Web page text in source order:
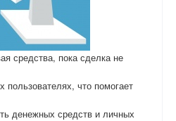
средства, пока сделка не
пользователях, что помогает
денежных средств и личных